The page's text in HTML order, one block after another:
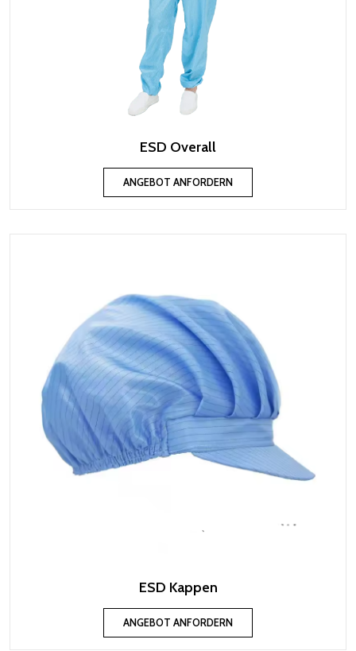
ESD Overall
ANGEBOT ANFORDERN
ESD Kappen
ANGEBOT ANFORDERN